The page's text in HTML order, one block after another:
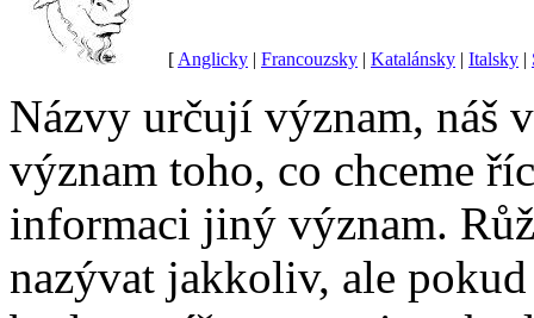
[ Anglicky | Francouzsky | Katalánsky | Italsky |
Názvy určují význam, náš
význam toho, co chceme
informaci jiný význam.
nazývat jakkoliv, ale